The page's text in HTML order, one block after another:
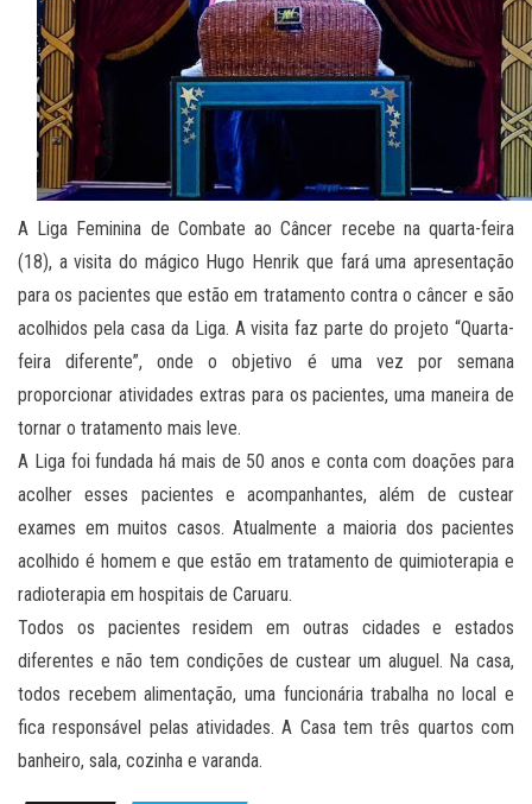
A Liga Feminina de Combate ao Câncer recebe na quarta-feira
(18), a visita do mágico Hugo Henrik que fará uma apresentação
para os pacientes que estão em tratamento contra o câncer e são
acolhidos pela casa da Liga. A visita faz parte do projeto “Quarta-
feira diferente”, onde o objetivo é uma vez por semana
proporcionar atividades extras para os pacientes, uma maneira de
tornar o tratamento mais leve.
A Liga foi fundada há mais de 50 anos e conta com doações para
acolher esses pacientes e acompanhantes, além de custear
exames em muitos casos. Atualmente a maioria dos pacientes
acolhido é homem e que estão em tratamento de quimioterapia e
radioterapia em hospitais de Caruaru.
Todos os pacientes residem em outras cidades e estados
diferentes e não tem condições de custear um aluguel. Na casa,
todos recebem alimentação, uma funcionária trabalha no local e
fica responsável pelas atividades. A Casa tem três quartos com
banheiro, sala, cozinha e varanda.